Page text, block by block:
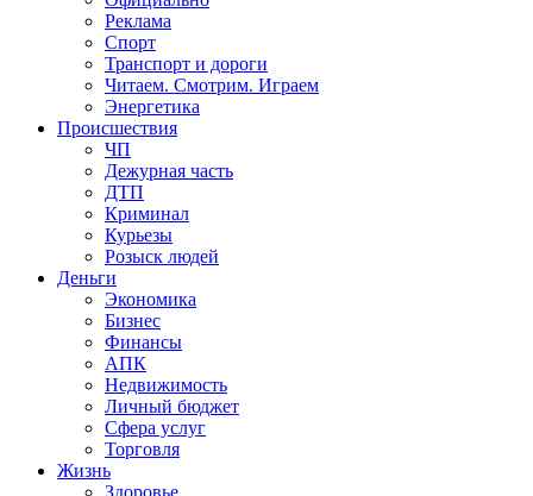
Реклама
Спорт
Транспорт и дороги
Читаем. Смотрим. Играем
Энергетика
Происшествия
ЧП
Дежурная часть
ДТП
Криминал
Курьезы
Розыск людей
Деньги
Экономика
Бизнес
Финансы
АПК
Недвижимость
Личный бюджет
Сфера услуг
Торговля
Жизнь
Здоровье